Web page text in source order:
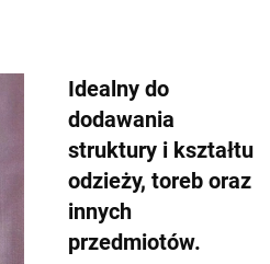
Idealny do
dodawania
struktury i kształtu
odzieży, toreb oraz
innych
przedmiotów.